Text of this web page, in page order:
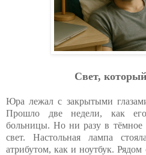
Cвeт,
Юра лежал с закрытыми
Прошло две недели, как
больницы. Но ни разу в тёмное
свет. Настольная лампа
атрибутом, как и ноутбук.